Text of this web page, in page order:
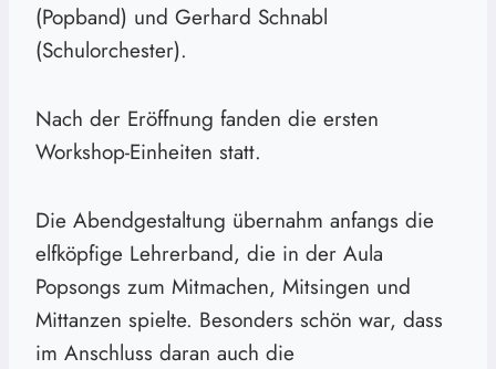
(Popband) und Gerhard Schnabl
(Schulorchester).
Nach der Eröffnung fanden die ersten
Workshop-Einheiten statt.
Die Abendgestaltung übernahm anfangs die
elfköpfige Lehrerband, die in der Aula
Popsongs zum Mitmachen, Mitsingen und
Mittanzen spielte. Besonders schön war, dass
im Anschluss daran auch die